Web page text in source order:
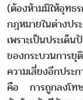
(ต้องห้ามมิให้อุ
กฎหมายในต่างปร
เพราะเป็นประเด็
ของกระบวนการยุ
ความเสี่ยงอีกปร
คือ การถูกลงโท